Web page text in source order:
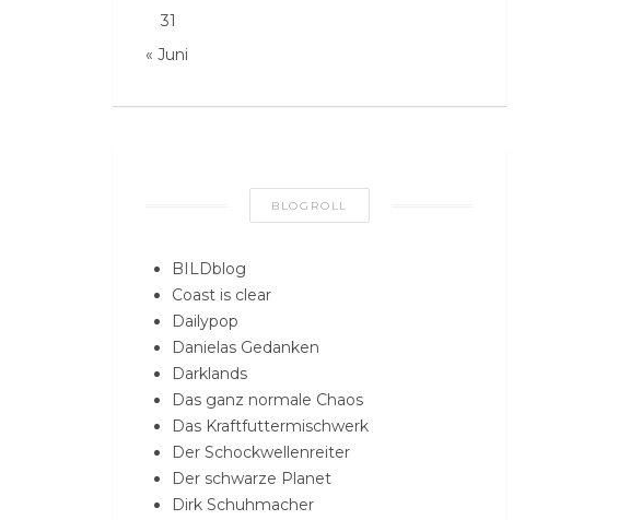
31
« Juni
BLOGROLL
BILDblog
Coast is clear
Dailypop
Danielas Gedanken
Darklands
Das ganz normale Chaos
Das Kraftfuttermischwerk
Der Schockwellenreiter
Der schwarze Planet
Dirk Schuhmacher